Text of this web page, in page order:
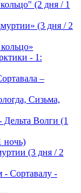
(2 дня / 1
(3 дня / 2
- 1:
–
Сизьма,
Волги (1
ночь)
(3 дня / 2
- Сортавалу -